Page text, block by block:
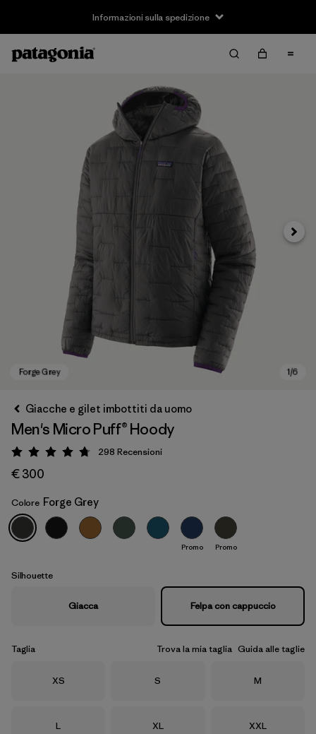
Informazioni sulla spedizione
Forge Grey
Avanti
Giacche e gilet imbottiti da uomo
Men's Micro Puff® Hoody
Valutazione: 4.7 / 5
298 Recensioni
€ 300
Colore Forge Grey
Promo Promo
Silhouette
Giacca Felpa con cappuccio
Taglia Trova la mia taglia Guida alle taglie
Taglia
XS Taglia
S Taglia
M
Taglia
L Taglia
XL Taglia
XXL